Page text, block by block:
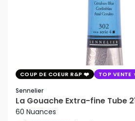
COUP DE COEUR R&P TOP VENTE
Sennelier
La Gouache Extra-fine Tube
60 Nuances